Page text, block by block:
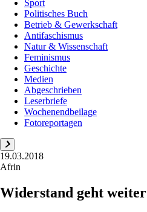
Sport
Politisches Buch
Betrieb & Gewerkschaft
Antifaschismus
Natur & Wissenschaft
Feminismus
Geschichte
Medien
Abgeschrieben
Leserbriefe
Wochenendbeilage
Fotoreportagen
19.03.2018
Afrin
Widerstand geht weiter